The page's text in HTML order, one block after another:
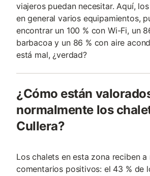
viajeros puedan necesitar. Aquí,
en general varios equipamientos,
encontrar un 100 % con Wi-Fi, un
barbacoa y un 86 % con aire
está mal, ¿verdad?
¿Cómo están
normalmente los
Cullera?
Los chalets en esta zona reciben a
comentarios positivos: el 43 % de